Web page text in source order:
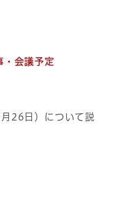
・会議予定
26日）について説